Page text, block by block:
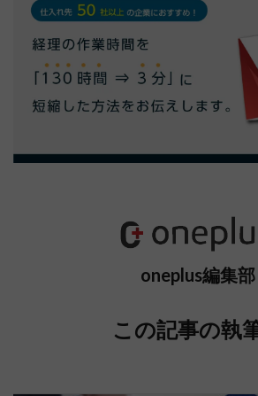
oneplus編集部
この記事の執